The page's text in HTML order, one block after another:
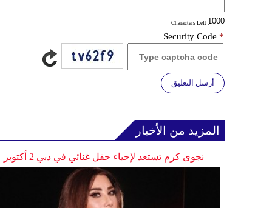
: Characters Left
Security Code *
أرسل التعليق
المزيد من الأخبار
نجوى كرم تستعد لإحياء حفل غنائي في دبي 2 أكتوبر